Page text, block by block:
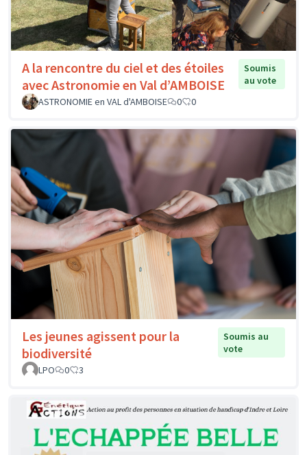
A la rencontre du ciel et des étoiles
avec Astronomie en Val d’AMBOISE
Soumis
au vote
ASTRONOMIE en VAL d'AMBOISE
0 0
Les jeunes agissent pour la
biodiversité
Soumis au
vote
LPO
0 3